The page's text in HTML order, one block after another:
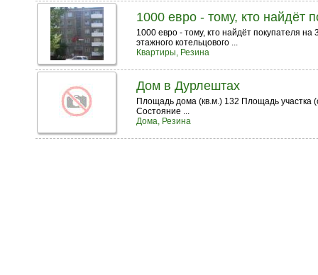
1000 евро - тому, кто найдёт
1000 евро - тому, кто найдёт покупателя
этажного котельцового ...
Квартиры, Резина
Дом в Дурлештах
Площадь дома (кв.м.) 132 Площадь участка
Состояние ...
Дома, Резина